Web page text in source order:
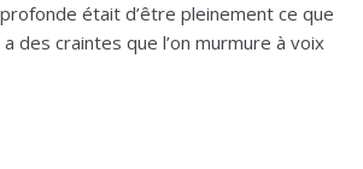
était d’être plei­ne­ment ce que
des craintes que l’on mur­mure à voix